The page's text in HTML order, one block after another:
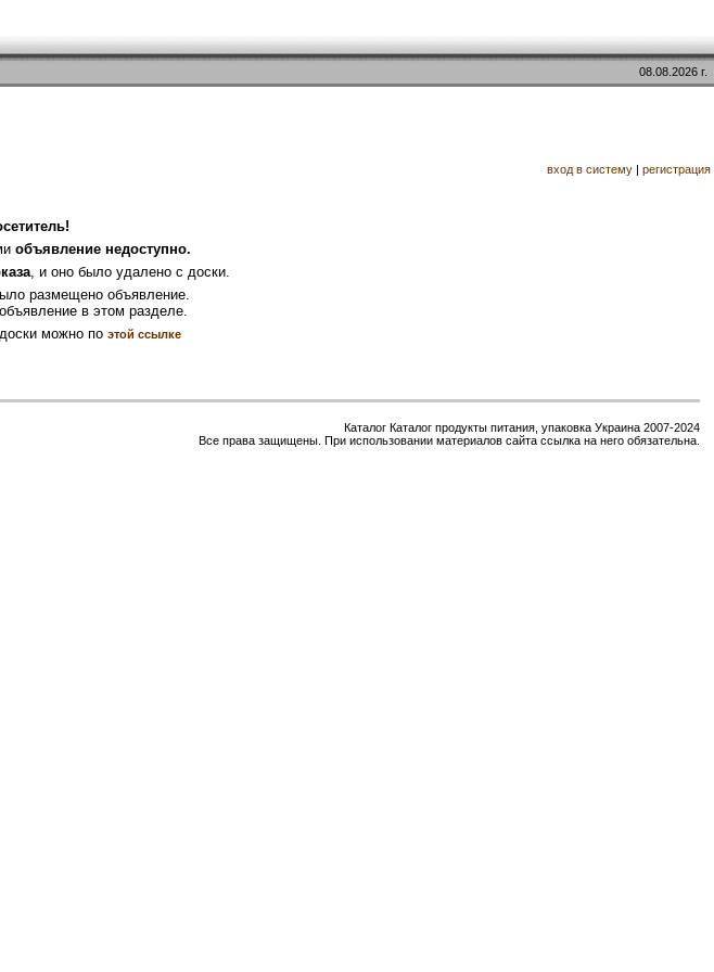
08.08.2026 г.
вход в систему | регистрация
объявление недоступно.
, и оно было удалено с доски.
размещено объявление.
в этом разделе.
можно по этой ссылке
Каталог Каталог продукты питания, упаковка Украина 2007-2024
Все права защищены. При использовании материалов сайта ссылка на него обязательна.